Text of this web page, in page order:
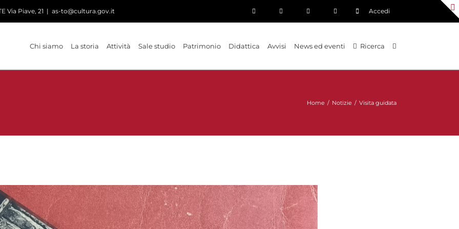
Via Piave, 21 | as-to@cultura.gov.it Accedi
Chi siamo La storia Attività Sale studio Patrimonio Didattica Avvisi News ed eventi Ricerca
Home / Notizie / Visita guidata